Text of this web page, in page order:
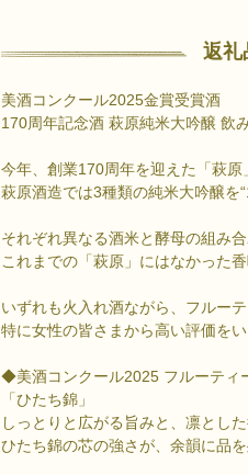
返礼
美酒コンクール2025金賞受賞酒
170周年記念酒 萩原純米大吟醸 飲
今年、創業170周年を迎えた「萩原
萩原酒造では3種類の純米大吟醸を
それぞれ異なる酒米と酵母の組み合
これまでの「萩原」にはなかった
いずれも火入れ酒ながら、フルー
特に女性の皆さまから高い評価をい
◆美酒コンクール2025 フルーティ
「ひたち錦」
しっとりと広がる旨みと、凛とした
ひたち錦の芯の強さが、余韻に品を